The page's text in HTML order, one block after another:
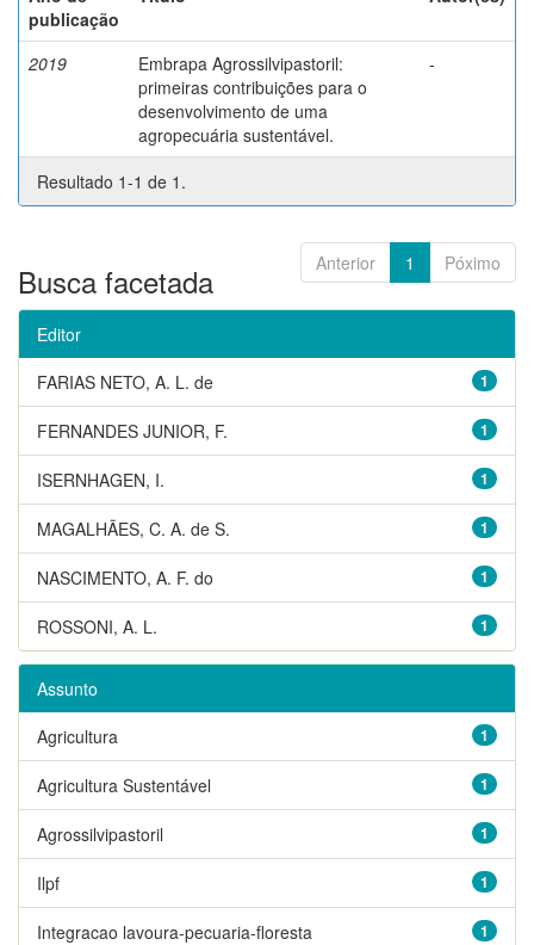
publicação
2019
Embrapa Agrossilvipastoril:
primeiras contribuições para o
desenvolvimento de uma
agropecuária sustentável.
-
Resultado 1-1 de 1.
Anterior 1 Póximo
Busca facetada
Editor
1
FARIAS NETO, A. L. de
1
FERNANDES JUNIOR, F.
1
ISERNHAGEN, I.
1
MAGALHÃES, C. A. de S.
1
NASCIMENTO, A. F. do
1
ROSSONI, A. L.
Assunto
1
Agricultura
1
Agricultura Sustentável
1
Agrossilvipastoril
1
Ilpf
1
Integracao lavoura-pecuaria-floresta